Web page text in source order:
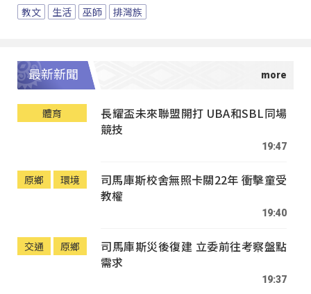
教文 生活 巫師 排灣族
最新新聞
體育
長耀盃未來聯盟開打 UBA和SBL同場
競技
19:47
原鄉 環境
司馬庫斯校舍無照卡關22年 衝擊童受
教權
19:40
交通 原鄉
司馬庫斯災後復建 立委前往考察盤點
需求
19:37